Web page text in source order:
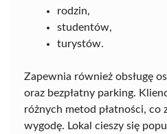
rodzin,
studentów,
turystów.
Zapewnia również obsługę
oraz bezpłatny parking.
różnych metod płatności, co
wygodę. Lokal cieszy się